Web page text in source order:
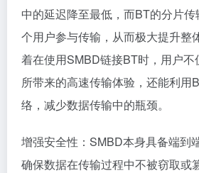
中的延迟降至最低，而BT的分片
个用户参与传输，从而极大提升整
着在使用SMBD链接BT时，用户
所带来的高速传输体验，还能利用
络，减少数据传输中的瓶颈。
增强安全性：SMBD本身具备端到
确保数据在传输过程中不被窃取或